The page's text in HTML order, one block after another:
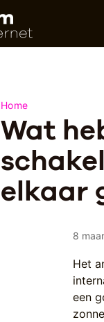
Home
Wat
elkaar
8
Het
een